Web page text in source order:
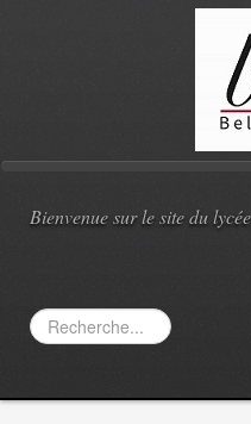
Bienvenue sur le site du
Rechercher